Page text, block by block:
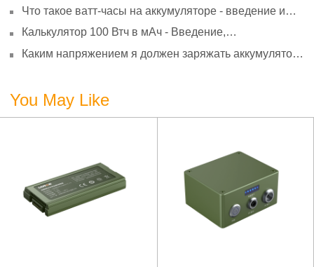
старение
Что такое ватт-часы на аккумуляторе - введение и
Калькулятор 100 Втч в мАч - Введение,
Каким напряжением я должен заряжать аккумулятор
You May Like